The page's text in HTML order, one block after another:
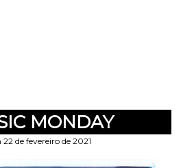
MONDAY
22 de fevereiro de 2021